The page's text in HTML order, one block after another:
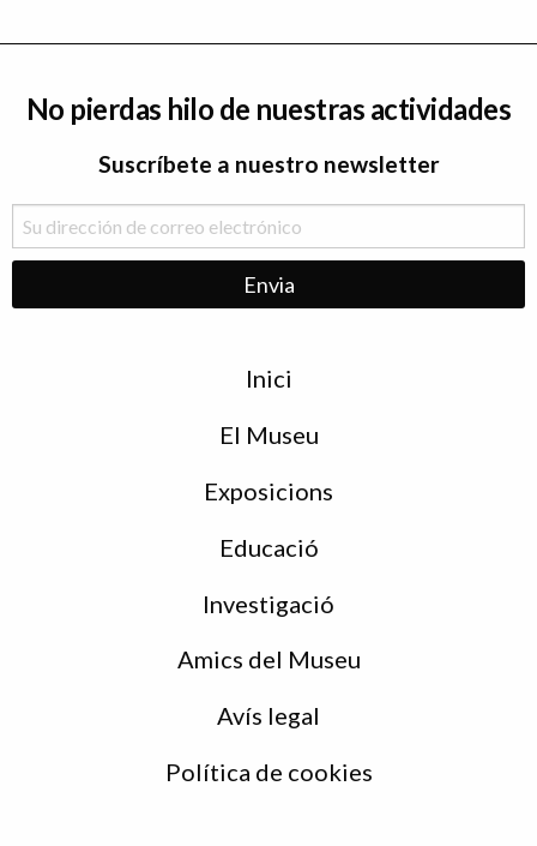
No pierdas hilo de nuestras actividades
Suscríbete a nuestro newsletter
Inici
El Museu
Exposicions
Educació
Investigació
Amics del Museu
Avís legal
Política de cookies